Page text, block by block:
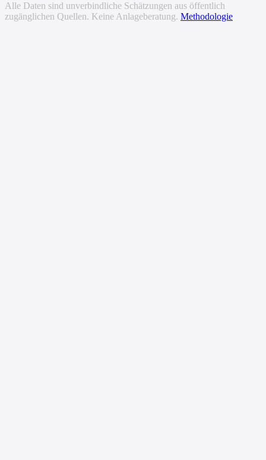
Alle Daten sind unverbindliche Schätzungen aus öffentlich
zugänglichen Quellen. Keine Anlageberatung. Methodologie